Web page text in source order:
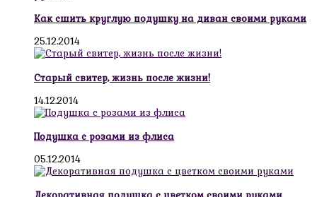
Как сшить круглую подушку на диван своими руками
25.12.2014
Старый свитер, жизнь после жизни!
14.12.2014
Подушка с розами из флиса
05.12.2014